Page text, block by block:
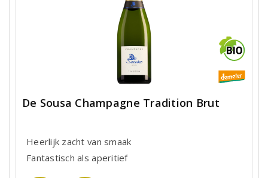
De Sousa Champagne Tradition Brut
Heerlijk zacht van smaak
Fantastisch als aperitief